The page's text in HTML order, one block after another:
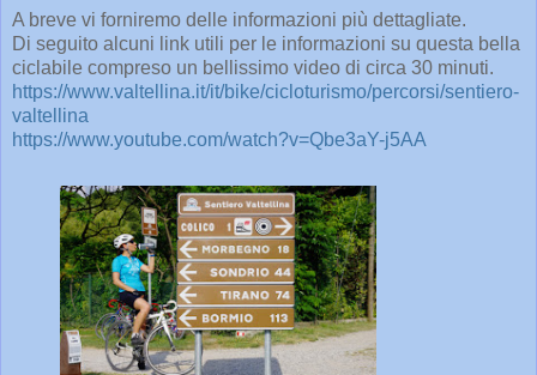
A breve vi forniremo delle informazioni più dettagliate.
Di seguito alcuni link utili per le informazioni su questa bella
ciclabile compreso un bellissimo video di circa 30 minuti.
https://www.valtellina.it/it/bike/cicloturismo/percorsi/sentiero-
valtellina
https://www.youtube.com/watch?v=Qbe3aY-j5AA